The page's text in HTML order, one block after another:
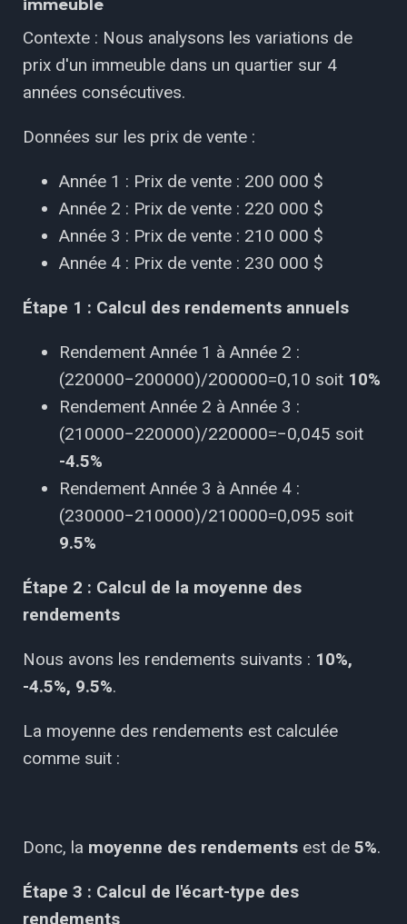
immeuble
Contexte : Nous analysons les variations de
prix d'un immeuble dans un quartier sur 4
années consécutives.
Données sur les prix de vente :
Année 1 : Prix de vente : 200 000 $
Année 2 : Prix de vente : 220 000 $
Année 3 : Prix de vente : 210 000 $
Année 4 : Prix de vente : 230 000 $
Étape 1 : Calcul des rendements annuels
Rendement Année 1 à Année 2 :
(220000−200000)/200000=0,10 soit 10%
Rendement Année 2 à Année 3 :
(210000−220000)/220000=−0,045 soit
-4.5%
Rendement Année 3 à Année 4 :
(230000−210000)/210000=0,095 soit
9.5%
Étape 2 : Calcul de la moyenne des
rendements
Nous avons les rendements suivants : 10%,
-4.5%, 9.5%.
La moyenne des rendements est calculée
comme suit :
Donc, la moyenne des rendements est de 5%.
Étape 3 : Calcul de l'écart-type des
rendements